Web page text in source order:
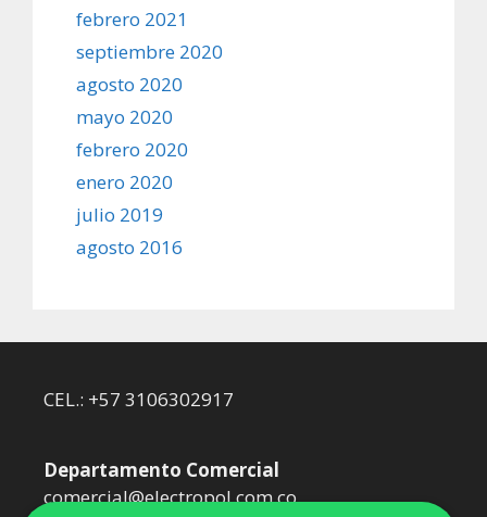
febrero 2021
septiembre 2020
agosto 2020
mayo 2020
febrero 2020
enero 2020
julio 2019
agosto 2016
CEL.: +57 3106302917
Departamento Comercial
comercial@electropol.com.co